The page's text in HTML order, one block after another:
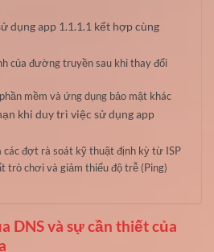
dụng app 1.1.1.1 kết hợp cùng
của đường truyền sau khi thay đổi
mềm và ứng dụng bảo mật khác
khi duy trì việc sử dụng app
các đợt rà soát kỹ thuật định kỳ từ ISP
trò chơi và giảm thiểu độ trễ (Ping)
DNS và sự cần thiết của